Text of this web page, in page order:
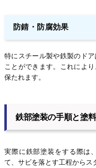
防錆・防腐効果
特にスチール製や鉄製のド
ことができます。これによ
保たれます。
鉄部塗装の手順と塗料
実際に鉄部塗装をする際は
て、サビを落とす工程からス